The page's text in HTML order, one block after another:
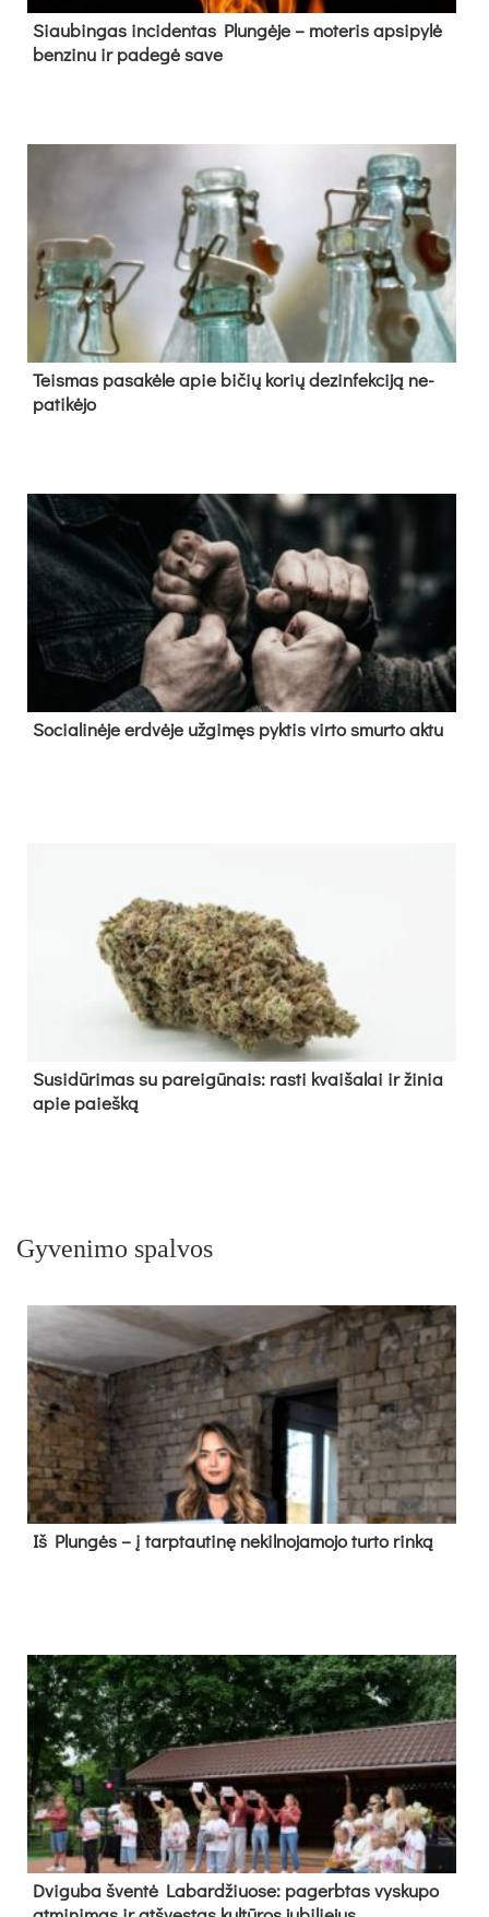
Siau­bin­gas in­ci­den­tas Plun­gė­je – mo­te­ris ap­si­py­lė
ben­zi­nu ir pa­de­gė sa­ve
Teis­mas pa­sa­kė­le apie bi­čių ko­rių de­zin­fek­ci­ją ne­
pa­ti­kė­jo
So­cia­li­nė­je erd­vė­je už­gi­męs pyk­tis vir­to smur­to ak­tu
Su­si­dū­ri­mas su pa­rei­gū­nais: ras­ti kvai­ša­lai ir ži­nia
apie paieš­ką
Gyvenimo spalvos
Iš Plungės – į tarptautinę nekilnojamojo turto rinką
Dvi­gu­ba šven­tė La­bar­džiuo­se: pa­gerb­tas vys­ku­po